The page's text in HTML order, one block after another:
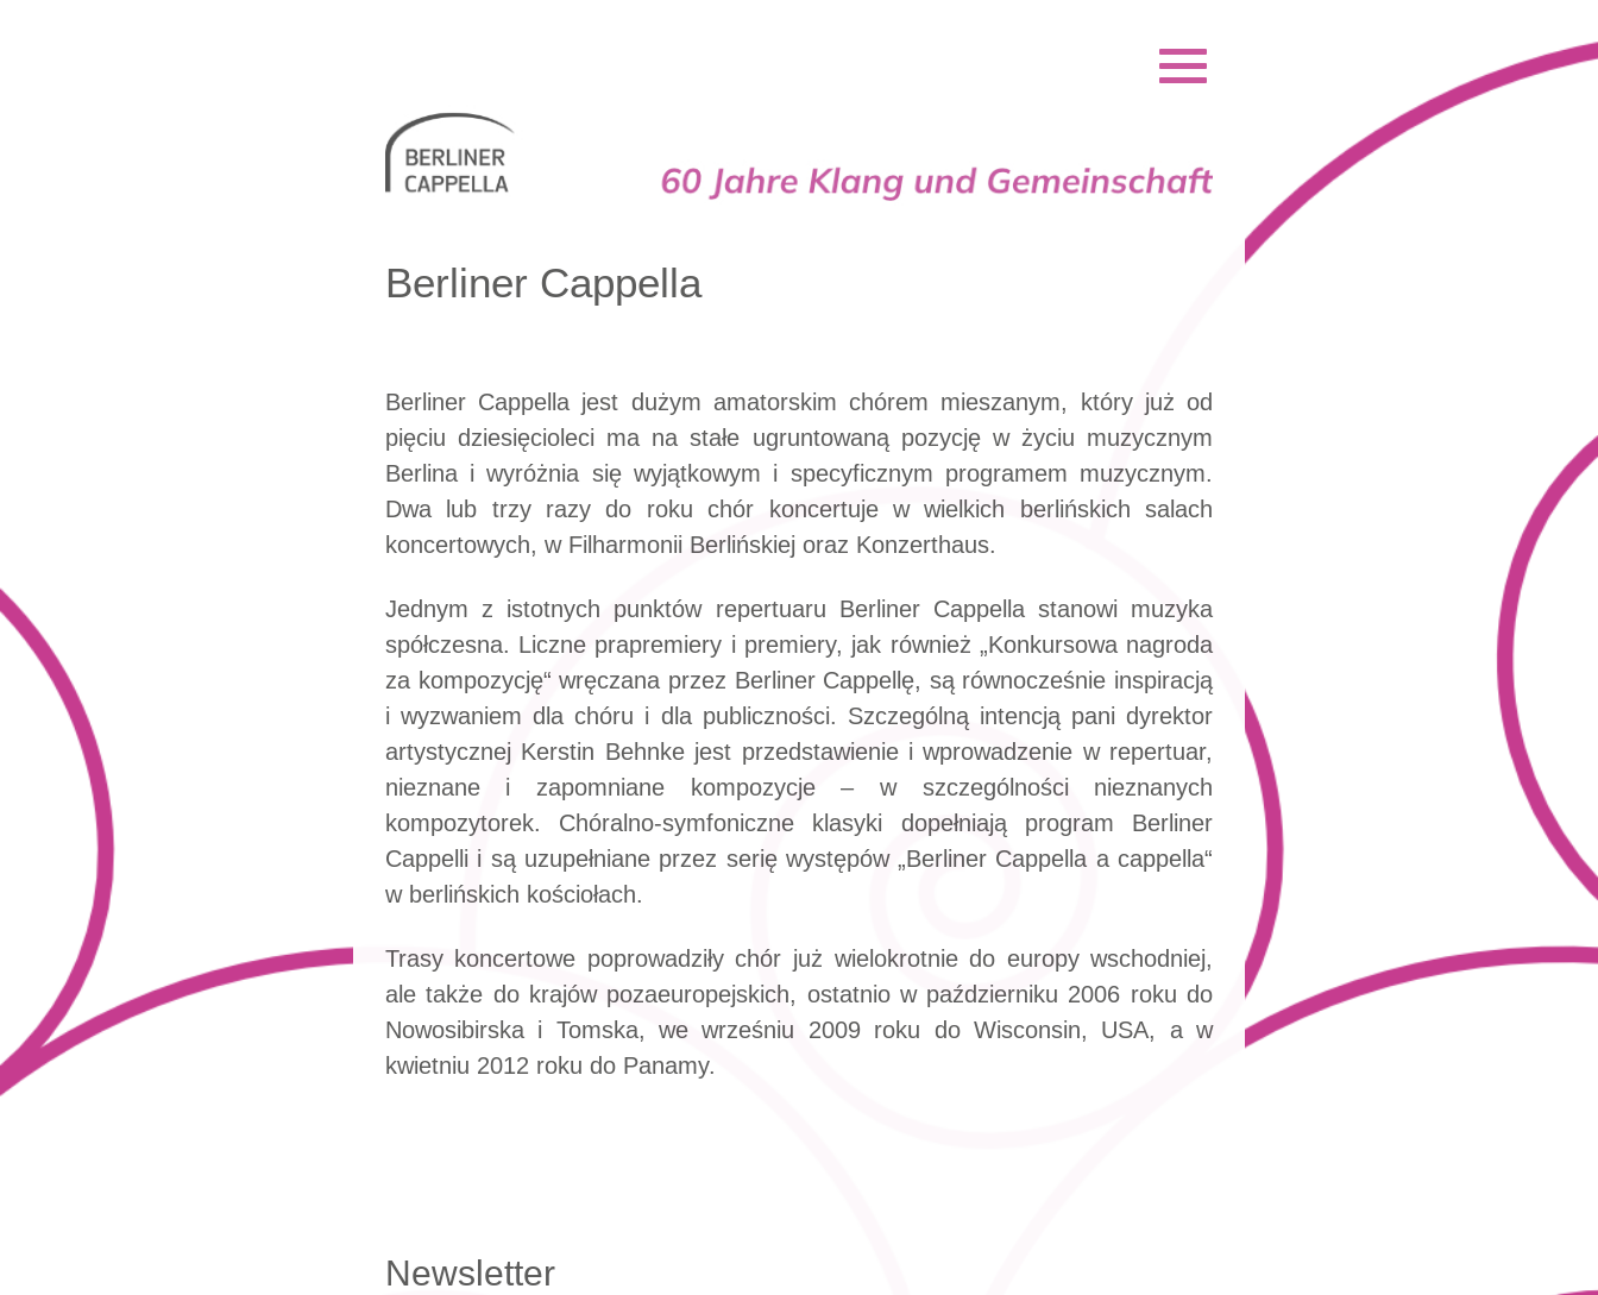
Berliner Cappella
Berliner Cappella jest dużym amatorskim chórem mieszanym, który już od
pięciu dziesięcioleci ma na stałe ugruntowaną pozycję w życiu muzycznym
Berlina i wyróżnia się wyjątkowym i specyficznym programem muzycznym.
Dwa lub trzy razy do roku chór koncertuje w wielkich berlińskich salach
koncertowych, w Filharmonii Berlińskiej oraz Konzerthaus.
Jednym z istotnych punktów repertuaru Berliner Cappella stanowi muzyka
spółczesna. Liczne prapremiery i premiery, jak również „Konkursowa nagroda
za kompozycję“ wręczana przez Berliner Cappellę, są równocześnie inspiracją
i wyzwaniem dla chóru i dla publiczności. Szczególną intencją pani dyrektor
artystycznej Kerstin Behnke jest przedstawienie i wprowadzenie w repertuar,
nieznane i zapomniane kompozycje – w szczególności nieznanych
kompozytorek. Chóralno-symfoniczne klasyki dopełniają program Berliner
Cappelli i są uzupełniane przez serię występów „Berliner Cappella a cappella“
w berlińskich kościołach.
Trasy koncertowe poprowadziły chór już wielokrotnie do europy wschodniej,
ale także do krajów pozaeuropejskich, ostatnio w październiku 2006 roku do
Nowosibirska i Tomska, we wrześniu 2009 roku do Wisconsin, USA, a w
kwietniu 2012 roku do Panamy.
Newsletter